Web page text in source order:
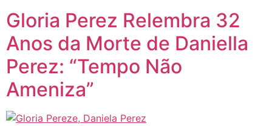
Gloria Perez Relembra 32
Anos da Morte de Daniella
Perez: “Tempo Não
Ameniza”